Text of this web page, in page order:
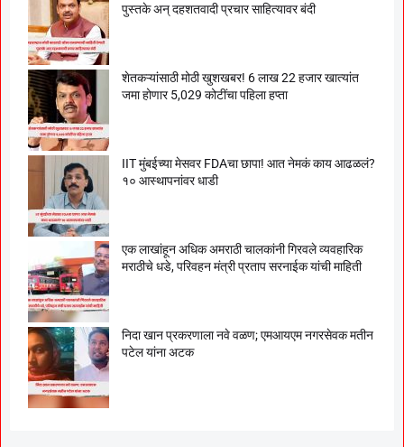
पुस्तके अन् दहशतवादी प्रचार साहित्यावर बंदी
शेतकऱ्यांसाठी मोठी खुशखबर! 6 लाख 22 हजार खात्यांत
जमा होणार 5,029 कोटींचा पहिला हप्ता
IIT मुंबईच्या मेसवर FDAचा छापा! आत नेमकं काय आढळलं?
१० आस्थापनांवर धाडी
एक लाखांहून अधिक अमराठी चालकांनी गिरवले व्यवहारिक
मराठीचे धडे, परिवहन मंत्री प्रताप सरनाईक यांची माहिती
निदा खान प्रकरणाला नवे वळण; एमआयएम नगरसेवक मतीन
पटेल यांना अटक